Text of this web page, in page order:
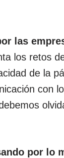
las
los retos
de la
con
por lo